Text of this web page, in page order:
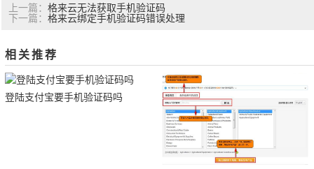
上一篇： 格来云无法获取手机验证码
下一篇： 格来云绑定手机验证码错误处理
相关推荐
登陆支付宝要手机验证码吗